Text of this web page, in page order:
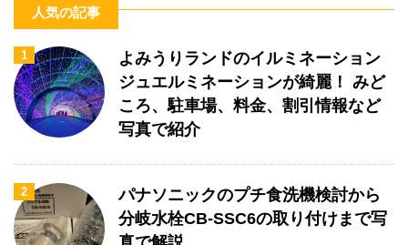
人気の記事
1
よみうりランドのイルミネーション
ジュエルミネーションが綺麗！ みど
ころ、駐車場、料金、割引情報など
写真で紹介
2
パナソニックのプチ食洗機検討から
分岐水栓CB-SSC6の取り付けまで写